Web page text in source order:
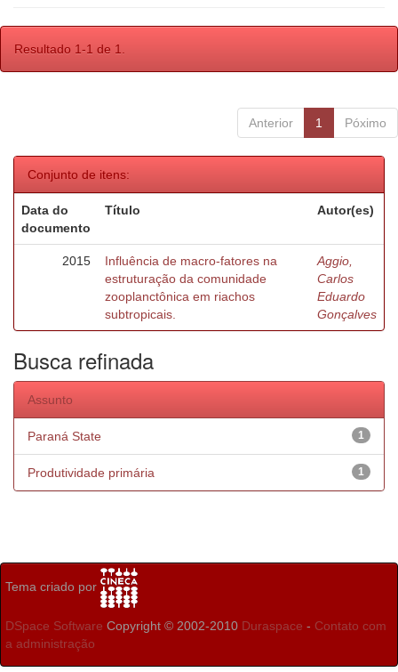
Resultado 1-1 de 1.
Anterior 1 Póximo
Conjunto de itens:
Data do
documento
Título Autor(es)
2015
Influência de macro-fatores na
estruturação da comunidade
zooplanctônica em riachos
subtropicais.
Aggio,
Carlos
Eduardo
Gonçalves
Busca refinada
Assunto
1
Paraná State
1
Produtividade primária
Tema criado por
DSpace Software Copyright © 2002-2010 Duraspace - Contato com
a administração